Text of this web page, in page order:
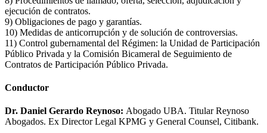
ejecución de contratos.
9) Obligaciones de pago y garantías.
10) Medidas de anticorrupción y de solución de controversias.
11) Control gubernamental del Régimen: la Unidad de Participación
Público Privada y la Comisión Bicameral de Seguimiento de
Contratos de Participación Público Privada.
Conductor
Dr. Daniel Gerardo Reynoso: Abogado UBA. Titular Reynoso
Abogados. Ex Director Legal KPMG y General Counsel, Citibank.